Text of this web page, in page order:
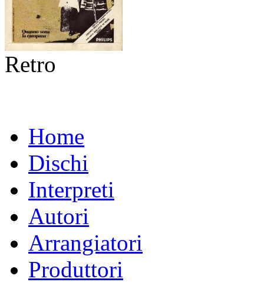
Retro
Home
Dischi
Interpreti
Autori
Arrangiatori
Produttori